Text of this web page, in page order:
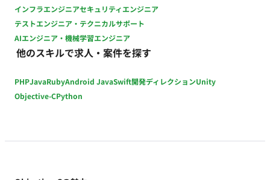
インフラエンジニアセキュリティエンジニア
テストエンジニア・テクニカルサポート
AIエンジニア・機械学習エンジニア
他のスキルで求人・案件を探す
PHPJavaRubyAndroid JavaSwift開発ディレクションUnity
Objective-CPython